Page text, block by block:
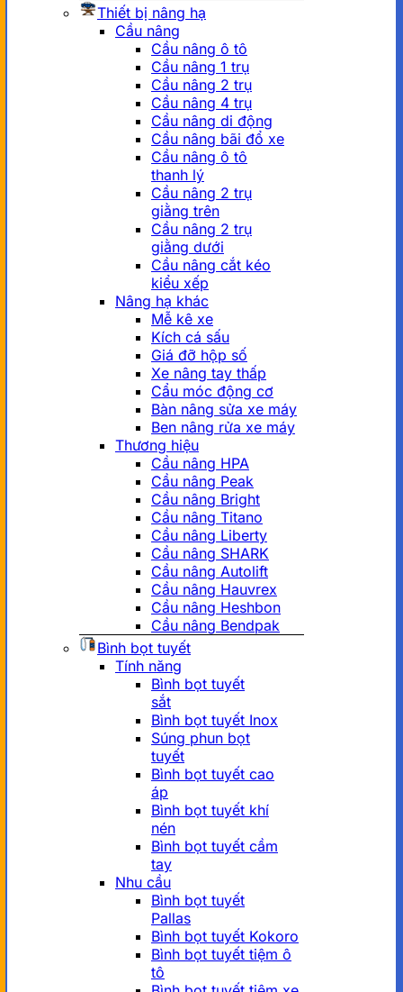
Thiết bị nâng hạ
Cầu nâng
Cầu nâng ô tô
Cầu nâng 1 trụ
Cầu nâng 2 trụ
Cầu nâng 4 trụ
Cầu nâng di động
Cầu nâng bãi đổ xe
Cầu nâng ô tô
thanh lý
Cầu nâng 2 trụ
giằng trên
Cầu nâng 2 trụ
giằng dưới
Cầu nâng cắt kéo
kiểu xếp
Nâng hạ khác
Mễ kê xe
Kích cá sấu
Giá đỡ hộp số
Xe nâng tay thấp
Cẩu móc động cơ
Bàn nâng sửa xe máy
Ben nâng rửa xe máy
Thương hiệu
Cầu nâng HPA
Cầu nâng Peak
Cầu nâng Bright
Cầu nâng Titano
Cầu nâng Liberty
Cầu nâng SHARK
Cầu nâng Autolift
Cầu nâng Hauvrex
Cầu nâng Heshbon
Cầu nâng Bendpak
Bình bọt tuyết
Tính năng
Bình bọt tuyết
sắt
Bình bọt tuyết Inox
Súng phun bọt
tuyết
Bình bọt tuyết cao
áp
Bình bọt tuyết khí
nén
Bình bọt tuyết cầm
tay
Nhu cầu
Bình bọt tuyết
Pallas
Bình bọt tuyết Kokoro
Bình bọt tuyết tiệm ô
tô